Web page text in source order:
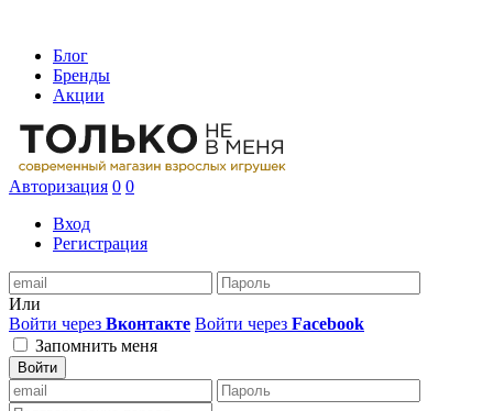
Блог
Бренды
Акции
Авторизация 0 0
Вход
Регистрация
Или
Войти через Вконтакте Войти через Facebook
Запомнить меня
Войти